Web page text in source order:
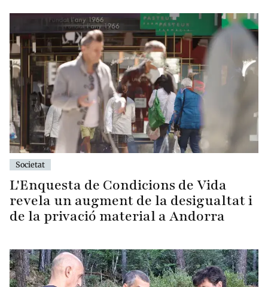
Societat
L'Enquesta de Condicions de Vida
revela un augment de la desigualtat i
de la privació material a Andorra